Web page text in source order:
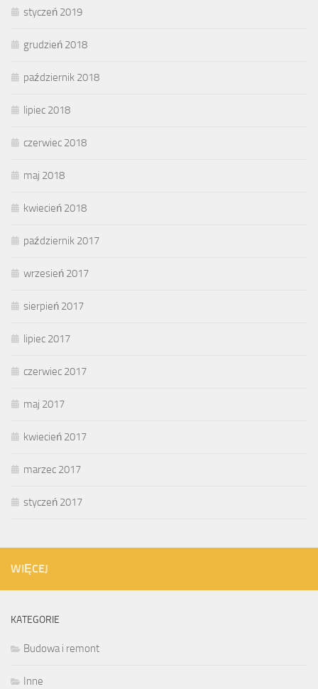
styczeń 2019
grudzień 2018
październik 2018
lipiec 2018
czerwiec 2018
maj 2018
kwiecień 2018
październik 2017
wrzesień 2017
sierpień 2017
lipiec 2017
czerwiec 2017
maj 2017
kwiecień 2017
marzec 2017
styczeń 2017
WIĘCEJ
KATEGORIE
Budowa i remont
Inne